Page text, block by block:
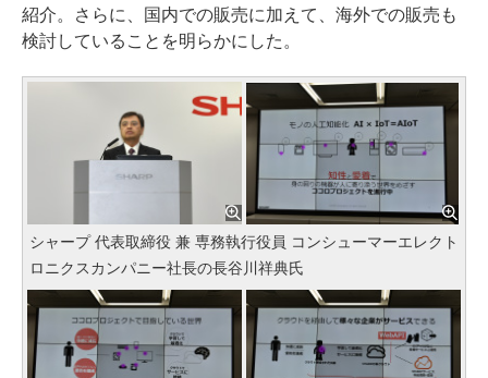
紹介。さらに、国内での販売に加えて、海外での販売も
検討していることを明らかにした。
シャープ 代表取締役 兼 専務執行役員 コンシューマーエレクト
ロニクスカンパニー社長の長谷川祥典氏